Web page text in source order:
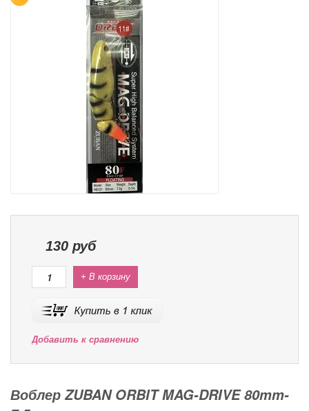
130 руб
+ В корзину
Добавить к сравнению
Воблер ZUBAN ORBIT MAG-DRIVE 80mm-